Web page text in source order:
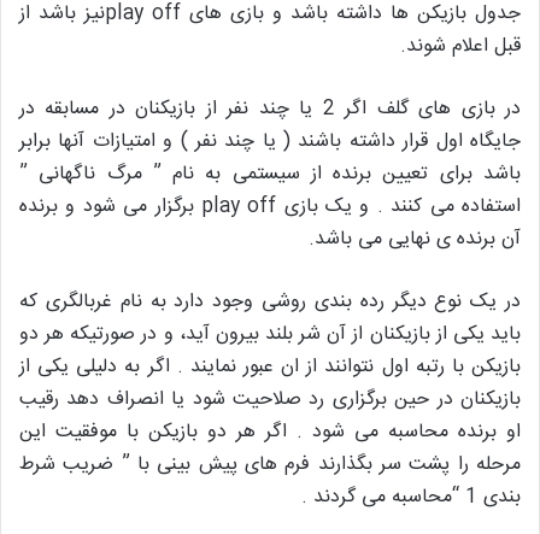
جدول بازیکن ها داشته باشد و بازی های play offنیز باشد از
قبل اعلام شوند.
در بازی های گلف اگر 2 یا چند نفر از بازیکنان در مسابقه در
جایگاه اول قرار داشته باشند ( یا چند نفر ) و امتیازات آنها برابر
باشد برای تعیین برنده از سیستمی به نام ” مرگ ناگهانی ”
استفاده می کنند . و یک بازی play off برگزار می شود و برنده
آن برنده ی نهایی می باشد.
در یک نوع دیگر رده بندی روشی وجود دارد به نام غربالگری که
باید یکی از بازیکنان از آن شر بلند بیرون آید، و در صورتیکه هر دو
بازیکن با رتبه اول نتوانند از ان عبور نمایند . اگر به دلیلی یکی از
بازیکنان در حین برگزاری رد صلاحیت شود یا انصراف دهد رقیب
او برنده محاسبه می شود . اگر هر دو بازیکن با موفقیت این
مرحله را پشت سر بگذارند فرم های پیش بینی با ” ضریب شرط
بندی 1 “محاسبه می گردند .